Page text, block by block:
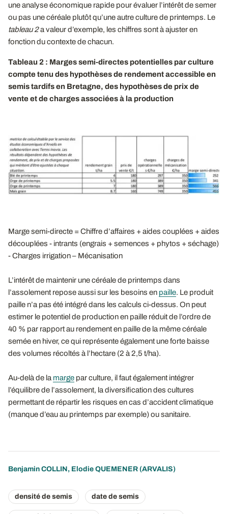
une analyse économique rapide pour évaluer l’intérêt de semer
ou pas une céréale plutôt qu’une autre culture de printemps. Le
tableau 2a valeur d’exemple, les chiffres sont à ajuster en
fonction du contexte de chacun.
Tableau 2 : Marges semi-directes potentielles par culture
compte tenu des hypothèses de rendement accessible en
semis tardifs en Bretagne, des hypothèses de prix de
vente et de charges associées à la production
Marge semi-directe = Chiffre d’affaires + aides couplées + aides
découplées - intrants (engrais + semences + phytos + séchage)
- Charges irrigation – Mécanisation
L’intérêt de maintenir une céréale de printemps dans
l’assolement repose aussi sur les besoins en paille. Le produit
paille n’a pas été intégré dans les calculs ci-dessus. On peut
estimer le potentiel de production en paille réduit de l’ordre de
40 % par rapport au rendement en paille de la même céréale
semée en hiver, ce qui représente également une forte baisse
des volumes récoltés à l’hectare (2 à 2,5 t/ha).
Au-delà de la marge par culture, il faut également intégrer
l’équilibre de l’assolement, la diversification des cultures
permettant de répartir les risques en cas d’accident climatique
(manque d’eau au printemps par exemple) ou sanitaire.
Benjamin COLLIN, Elodie QUEMENER (ARVALIS)
densité de semis date de semis